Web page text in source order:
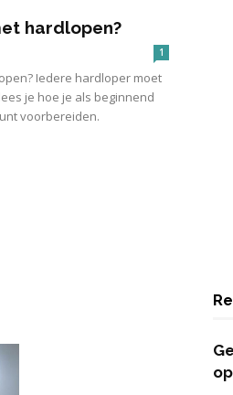
hardlopen?
1
Iedere hardloper moet
je hoe je als beginnend
voorbereiden.